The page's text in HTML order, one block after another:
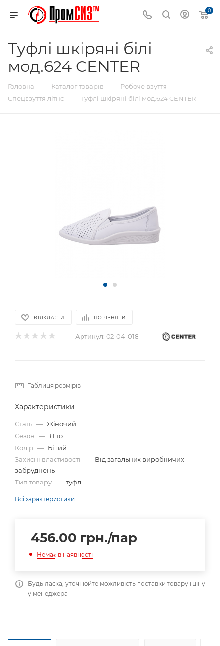
0
Туфлі шкіряні білі
мод.624 CENTER
Головна — Каталог товарів — Робоче взуття —
Спецвзуття літнє — Туфлі шкіряні білі мод.624 CENTER
ВІДКЛАСТИ ПОРІВНЯТИ
Артикул: 02-04-018
Таблиця розмірів
Характеристики
Стать — Жіночий
Сезон — Літо
Колір — Білий
Захисні властивості — Від загальних виробничих
забруднень
Тип товару — туфлі
Всі характеристики
456.00 грн./пар
Немає в наявності
Будь ласка, уточнюйте можливість поставки товару і ціну
у менеджера